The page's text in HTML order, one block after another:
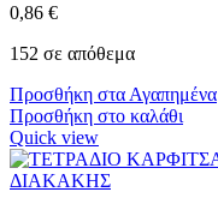
0,86 €
152 σε απόθεμα
Προσθήκη στα Αγαπημένα
Προσθήκη στο καλάθι
Quick view